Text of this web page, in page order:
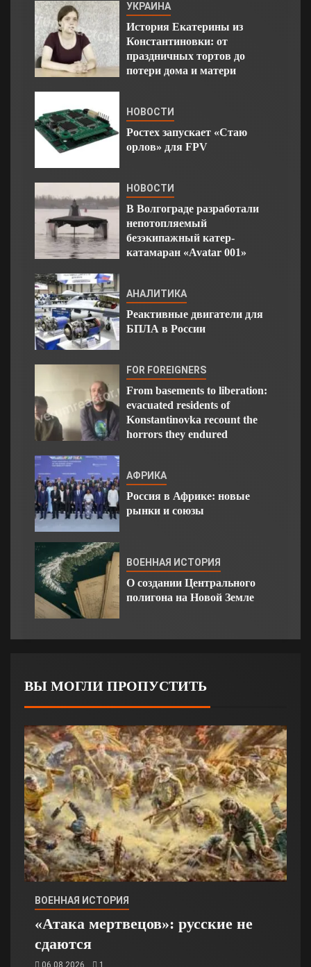
УКРАИНА
История Екатерины из
Константиновки: от
праздничных тортов до
потери дома и матери
НОВОСТИ
Ростех запускает «Стаю
орлов» для FPV
НОВОСТИ
В Волгограде разработали
непотопляемый
безэкипажный катер-
катамаран «Avatar 001»
АНАЛИТИКА
Реактивные двигатели для
БПЛА в России
FOR FOREIGNERS
From basements to liberation:
evacuated residents of
Konstantinovka recount the
horrors they endured
АФРИКА
Россия в Африке: новые
рынки и союзы
ВОЕННАЯ ИСТОРИЯ
О создании Центрального
полигона на Новой Земле
ВЫ МОГЛИ ПРОПУСТИТЬ
ВОЕННАЯ ИСТОРИЯ
«Атака мертвецов»: русские не
сдаются